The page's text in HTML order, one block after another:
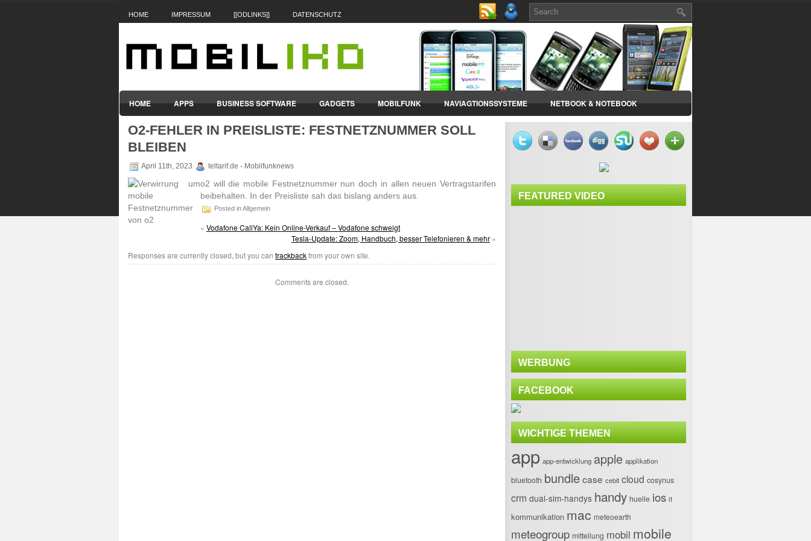
HOME IMPRESSUM [[ODLINKS]] DATENSCHUTZ
HOME APPS BUSINESS SOFTWARE GADGETS MOBILFUNK NAVIAGTIONSSYSTEME NETBOOK & NOTEBOOK
SMARTPHONES & HANDYS TABLET-PCS VERTRÄGE & TARIFE
O2-FEHLER IN PREISLISTE: FESTNETZNUMMER SOLL
BLEIBEN
April 11th, 2023 teltarif.de - Mobilfunknews
o2 will die mobile Fest­netz­nummer nun doch in allen neuen Vertrags­tarifen
beibe­halten. In der Preis­liste sah das bislang anders aus.
Posted in Allgemein
« Vodafone CallYa: Kein Online-Verkauf – Vodafone schweigt
Tesla-Update: Zoom, Handbuch, besser Telefonieren & mehr »
Responses are currently closed, but you can trackbackfrom your own site.
Comments are closed.
FEATURED VIDEO
WERBUNG
FACEBOOK
WICHTIGE THEMEN
app app-entwicklung apple applikation
bluetooth bundlecase cebit cloud cosynus
crm dual-sim-handys handy huelle ios it
kommunikation mac meteoearth
meteogroup mitteilung mobil mobile